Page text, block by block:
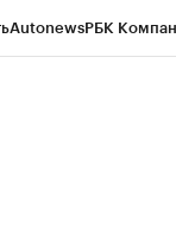
AutonewsРБК